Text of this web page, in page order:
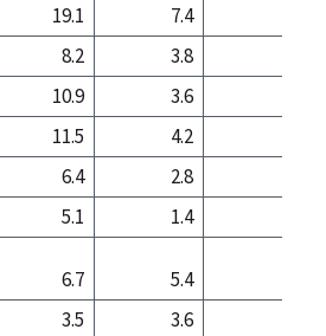
19.1 7.4
8.2 3.8
10.9 3.6
11.5 4.2
6.4 2.8
5.1 1.4
6.7 5.4
3.5 3.6